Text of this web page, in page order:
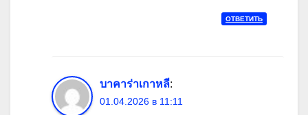
ОТВЕТИТЬ
บาคาร่าเกาหลี:
01.04.2026 в 11:11